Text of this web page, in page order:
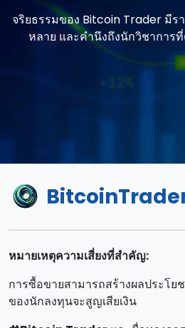
จริยธรรมของ Bitcoin Trader มี
หลาย และคํานึงถึงนักวิชาการ
หมายเหตุความเสี่ยงที่สําคัญ:
การซื้อขายสามารถสร้างผลประโ
ของนักลงทุนจะสูญเสียเงิน